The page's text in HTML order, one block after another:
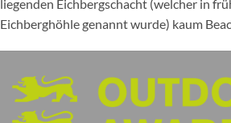
liegenden Eichbergschacht (welcher in
Eichberghöhle genannt wurde) kaum